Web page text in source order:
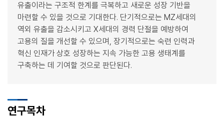
유출이라는 구조적 한계를 극복하고 새로운 성장 기반을
마련할 수 있을 것으로 기대한다. 단기적으로는 MZ세대의
역외 유출을 감소시키고 X세대의 경력 단절을 예방하여
고용의 질을 개선할 수 있으며, 장기적으로는 숙련 인력과
혁신 인재가 상호 성장하는 지속 가능한 고용 생태계를
구축하는 데 기여할 것으로 판단된다.
연구목차